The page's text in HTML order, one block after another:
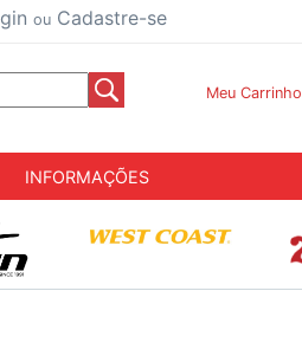
ou Cadastre-se
Meu Carrinho
INFORMAÇÕES